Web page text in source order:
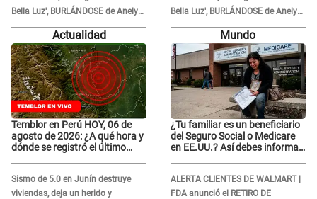
Bella Luz', BURLÁNDOSE de Anely
Dávila tras acusarlo de maltrato:
"Grábame..."
Bella Luz', BURLÁNDOSE de Anely
Dávila tras acusarlo de maltrato:
Actualidad
Temblor en Perú HOY, 06 de
agosto de 2026: ¿A qué hora y
dónde se registró el último
Sismo de 5.0 en Junín destruye
viviendas, deja un herido y
Mundo
¿Tu familiar es un beneficiario
del Seguro Social o Medicare
en EE.UU.? Así debes informar
ALERTA CLIENTES DE WALMART |
FDA anunció el RETIRO DE